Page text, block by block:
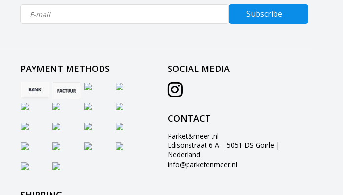
Subscribe
PAYMENT METHODS SOCIAL MEDIA
CONTACT
Parket&meer .nl
Edisonstraat 6 A | 5051 DS Goirle |
Nederland
info@parketenmeer.nl